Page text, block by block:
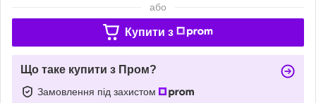
або
Купити з
Що таке купити з Пром?
Замовлення під захистом